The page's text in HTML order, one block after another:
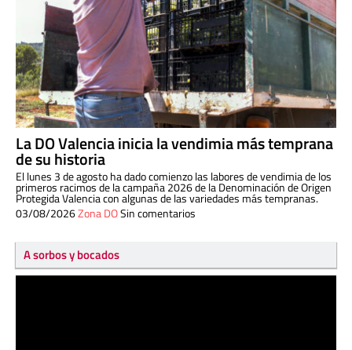
La DO Valencia inicia la vendimia más temprana
de su historia
El lunes 3 de agosto ha dado comienzo las labores de vendimia de los
primeros racimos de la campaña 2026 de la Denominación de Origen
Protegida Valencia con algunas de las variedades más tempranas.
03/08/2026Zona DOSin comentarios
A sorbos y bocados